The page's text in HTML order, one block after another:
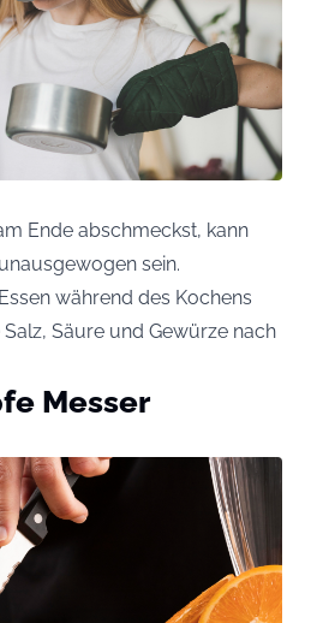
Ende abschmeckst, kann
sein.
während des Kochens
Säure und Gewürze nach
Messer